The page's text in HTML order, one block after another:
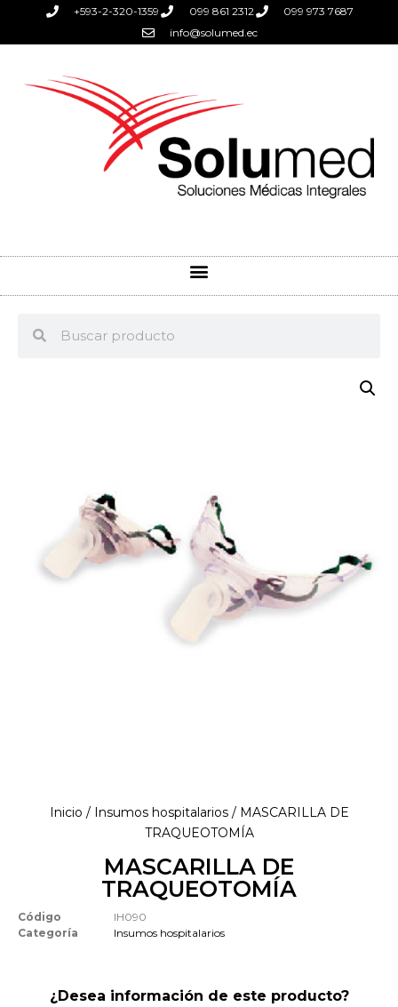
+593-2-320-1359 099 861 2312
099 973 7687
info@solumed.ec
Inicio / Insumos hospitalarios/ MASCARILLA DE
TRAQUEOTOMÍA
MASCARILLA DE
TRAQUEOTOMÍA
Código
IH090
Categoría
Insumos hospitalarios
¿Desea información de este producto?